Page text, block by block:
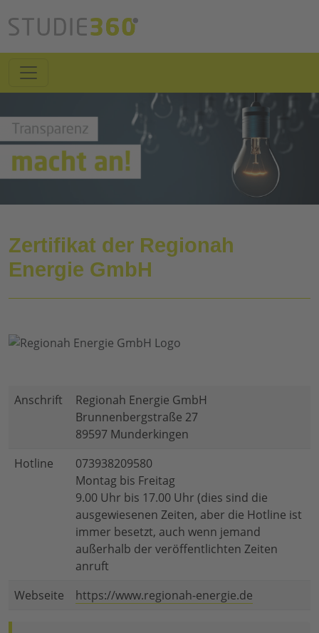
Zertifikat der Regionah
Energie GmbH
Anschrift
Regionah Energie GmbH
Brunnenbergstraße 27
89597 Munderkingen
Hotline
073938209580
Montag bis Freitag
9.00 Uhr bis 17.00 Uhr (dies sind die
ausgewiesenen Zeiten, aber die Hotline ist
immer besetzt, auch wenn jemand
außerhalb der veröffentlichten Zeiten
anruft
Webseite
https://www.regionah-energie.de